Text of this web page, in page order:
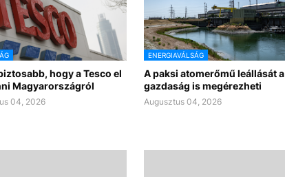
hogy a Tesco el
Magyarországról
04, 2026
ENERGIAVÁLSÁG
A paksi atomerőmű leállását a
gazdaság is megérezheti
Augusztus 04, 2026